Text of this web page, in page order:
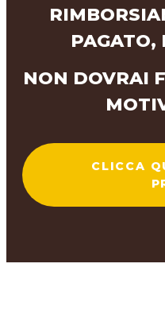
PAGATO,
NON DOVRAI
CLICCA